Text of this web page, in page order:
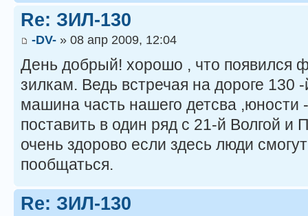
Re: ЗИЛ-130
-DV- » 08 апр 2009, 12:04
День добрый! хорошо , что появился
зилкам. Ведь встречая на дороге 130
машина часть нашего детсва
поставить в один ряд с 21-й Волгой и
очень здорово если здесь люди
пообщаться.
Re: ЗИЛ-130